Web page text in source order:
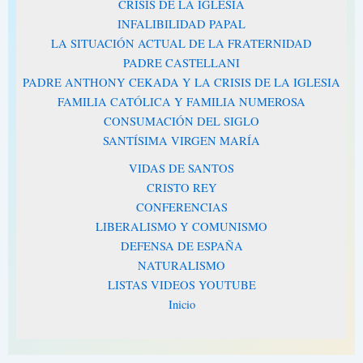
CRISIS DE LA IGLESIA
INFALIBILIDAD PAPAL
LA SITUACIÓN ACTUAL DE LA FRATERNIDAD
PADRE CASTELLANI
PADRE ANTHONY CEKADA Y LA CRISIS DE LA IGLESIA
FAMILIA CATÓLICA Y FAMILIA NUMEROSA
CONSUMACIÓN DEL SIGLO
SANTÍSIMA VIRGEN MARÍA
VIDAS DE SANTOS
CRISTO REY
CONFERENCIAS
LIBERALISMO Y COMUNISMO
DEFENSA DE ESPAÑA
NATURALISMO
LISTAS VIDEOS YOUTUBE
Inicio